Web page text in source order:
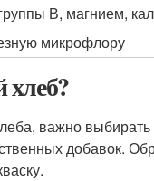
В, магнием,
микрофлору
важно
добавок.